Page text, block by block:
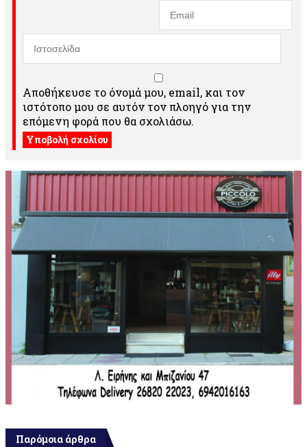
Αποθήκευσε το όνομά μου, email, και τον
ιστότοπο μου σε αυτόν τον πλοηγό για την
επόμενη φορά που θα σχολιάσω.
Παρόμοια άρθρα